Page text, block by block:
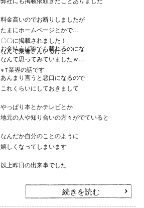
料金高いのでお断りしましたが
たまにホームページとかで
〇〇に掲載されました！
なんて業者さんいるけど
お金払えば誰でも載れるのにな
なんて思ってみていましたｗ
※↑業界の話です
あんまり言うと悪口になるので
これくらいにしておきまして
やっぱり本とかテレビとか
地元の人や知り合いの方々がでていると
なんだか自分のことのように
嬉しくなってしまいます
以上昨日の出来事でした
続きを読む